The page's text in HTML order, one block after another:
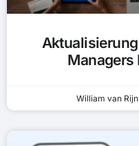
Managers
William van Rijn